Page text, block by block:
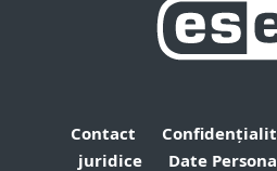
Contact
juridice
Date